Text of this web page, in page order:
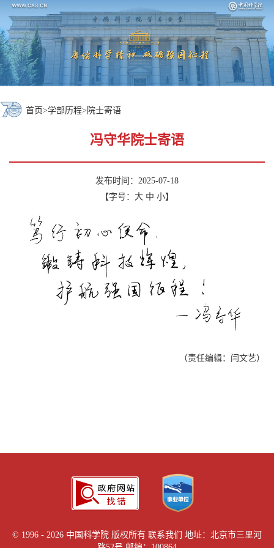
首页>学部历程> 院士寄语
冯守华院士寄语
发布时间：2025-07-18
【字号： 大 中 小】
（责任编辑：闫文艺）
© 1996 - 2026 中国科学院 版权所有 联系我们
地址：北京市三里河